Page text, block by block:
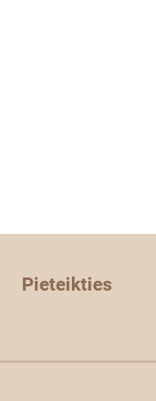
Pieteikties